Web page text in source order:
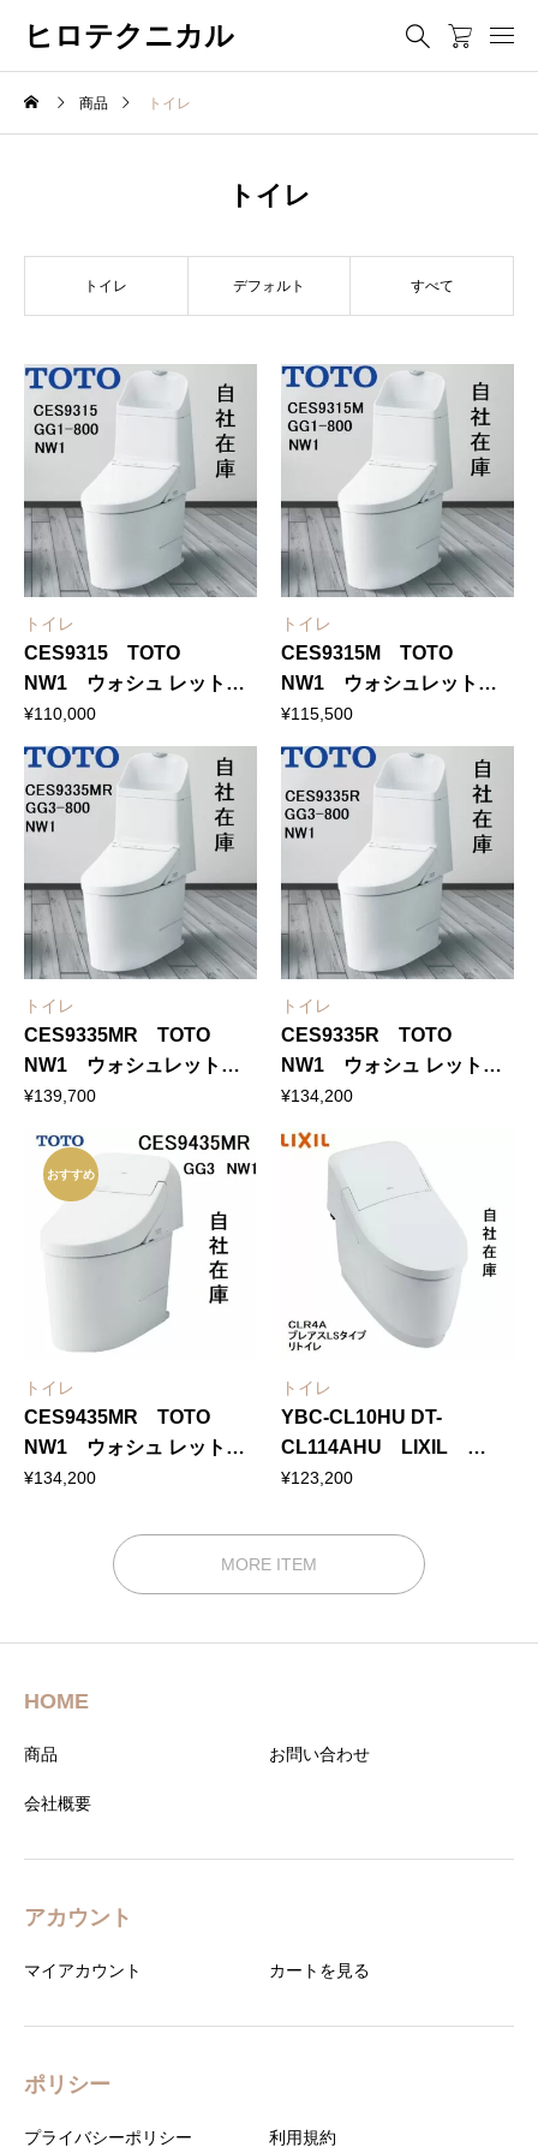
ヒロテクニカル
商品 トイレ
トイレ
トイレ デフォルト すべて
トイレ
CES9315 TOTO
NW1 ウォシュ レット一
体形便器GG1-800 排水芯
200mm
¥110,000
トイレ
CES9315M TOTO
NW1 ウォシュレット一
体形便器GG1-800 リモデ
ル対応 排水芯305〜
540mm
¥115,500
トイレ
CES9335MR TOTO
NW1 ウォシュレット一
体形便器GG3-800 リモデ
540mm
¥139,700
トイレ
CES9335R TOTO
NW1 ウォシュ レット一
体形便器GG3-800 排水芯
¥134,200
トイレ
CES9435MR TOTO
NW1 ウォシュ レット一
体形便器GG3 リモデル
¥134,200
おすすめ
トイレ
YBC-CL10HU DT-
CL114AHU LIXIL
BW1 CLR4A プレアス
排水250〜500mm
¥123,200
MORE ITEM
HOME
商品 お問い合わせ
会社概要
アカウント
マイアカウント カートを見る
ポリシー
プライバシーポリシー 利用規約